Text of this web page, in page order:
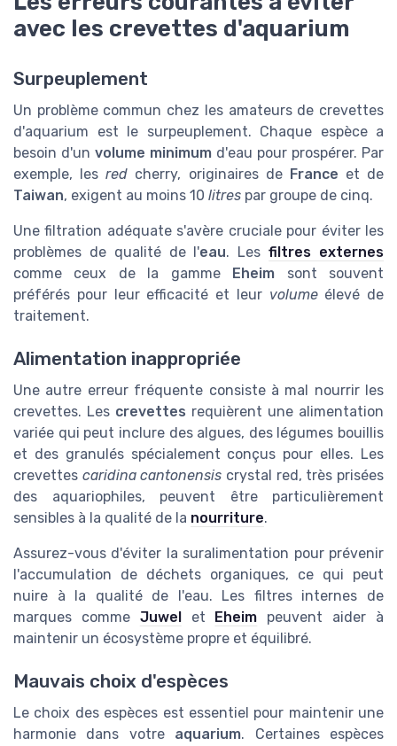
avec les crevettes d'aquarium
Surpeuplement
Un problème commun chez les amateurs de crevettes
d'aquarium est le surpeuplement. Chaque espèce a
besoin d'un volume minimum d'eau pour prospérer. Par
exemple, lesred cherry, originaires de France et de
Taiwan, exigent au moins 10 litres par groupe de cinq.
Une filtration adéquate s'avère cruciale pour éviter les
problèmes de qualité de l'eau. Lesfiltres externes
comme ceux de la gamme Eheim sont souvent
préférés pour leur efficacité et leur volumeélevé de
traitement.
Alimentation inappropriée
Une autre erreur fréquente consiste à mal nourrir les
crevettes. Les crevettes requièrent une alimentation
variée qui peut inclure des algues, des légumes bouillis
et des granulés spécialement conçus pour elles. Les
crevettes caridina cantonensis crystal red, très prisées
des aquariophiles, peuvent être particulièrement
sensibles à la qualité de la nourriture.
Assurez-vous d'éviter la suralimentation pour prévenir
l'accumulation de déchets organiques, ce qui peut
nuire à la qualité de l'eau. Les filtres internes de
marques comme Juwelet Eheim peuvent aider à
maintenir un écosystème propre et équilibré.
Mauvais choix d'espèces
Le choix des espèces est essentiel pour maintenir une
harmonie dans votre aquarium. Certaines espèces